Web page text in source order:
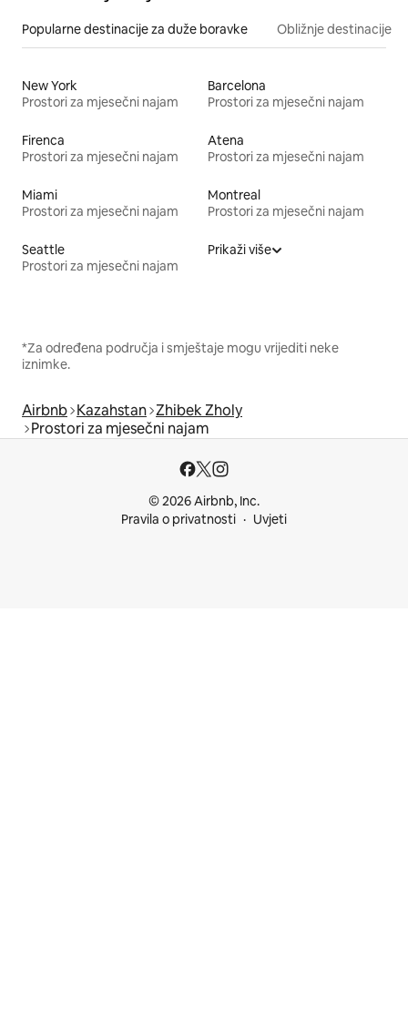
Popularne destinacije za duže boravke Obližnje destinacije
New York
Prostori za mjesečni najam
Barcelona
Prostori za mjesečni najam
Firenca
Prostori za mjesečni najam
Atena
Prostori za mjesečni najam
Miami
Prostori za mjesečni najam
Montreal
Prostori za mjesečni najam
Seattle
Prostori za mjesečni najam
Prikaži više
*Za određena područja i smještaje mogu vrijediti neke
iznimke.
Airbnb Kazahstan Zhibek Zholy
Prostori za mjesečni najam
© 2026 Airbnb, Inc.
Pravila o privatnosti
Uvjeti